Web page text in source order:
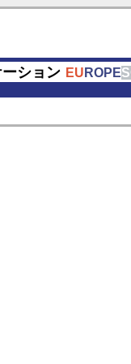
ーション EU ROPE